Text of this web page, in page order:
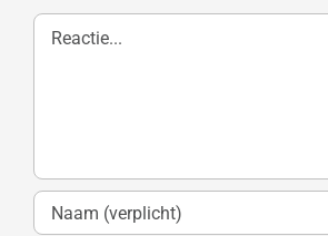
Reactie